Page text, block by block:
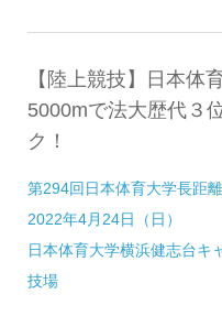
【陸上競技】日本
5000mで法大歴代３
ク！
第294回日本体育大学長距
2022年4月24日（日）
日本体育大学横浜健志台キ
技場